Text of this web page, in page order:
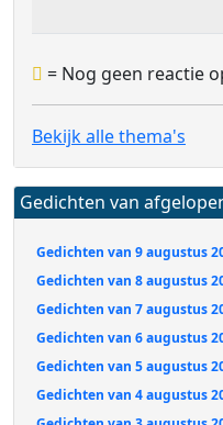
= Nog geen reactie
Bekijk alle thema's
Gedichten van
Gedichten van 9 augustus
Gedichten van 8 augustus
Gedichten van 7 augustus
Gedichten van 6 augustus
Gedichten van 5 augustus
Gedichten van 4 augustus